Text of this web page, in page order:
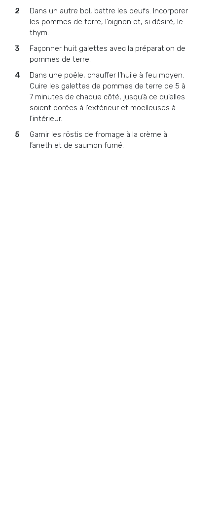
Dans un autre bol, battre les oeufs. Incorporer
les pommes de terre, l’oignon et, si désiré, le
thym.
Façonner huit galettes avec la préparation de
pommes de terre.
Dans une poêle, chauffer l’huile à feu moyen.
Cuire les galettes de pommes de terre de 5 à
7 minutes de chaque côté, jusqu’à ce qu’elles
soient dorées à l’extérieur et moelleuses à
l’intérieur.
Garnir les röstis de fromage à la crème à
l’aneth et de saumon fumé.